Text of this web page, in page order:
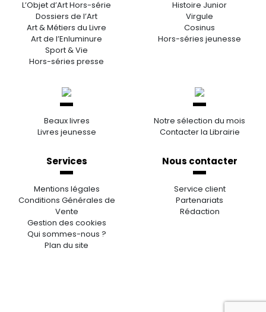
L’Objet d’Art Hors-série
Dossiers de l’Art
Art & Métiers du Livre
Art de l’Enluminure
Sport & Vie
Hors-séries presse
Histoire Junior
Virgule
Cosinus
Hors-séries jeunesse
Beaux livres
Livres jeunesse
Notre sélection du mois
Contacter la Librairie
Services
Mentions légales
Conditions Générales de
Vente
Gestion des cookies
Qui sommes-nous ?
Plan du site
Nous contacter
Service client
Partenariats
Rédaction